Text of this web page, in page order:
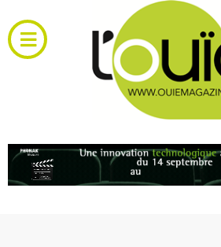
au
contenu
Toggle
Navigation
RH et emploi